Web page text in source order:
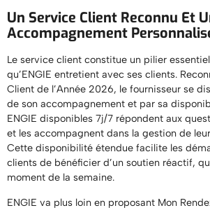
Un Service Client Reconnu Et
Accompagnement
Le service client constitue un pilier
qu’ENGIE entretient avec ses clients.
Client de l’Année 2026, le fournisseur se
de son accompagnement et par sa
ENGIE disponibles 7j/7 répondent aux
et les accompagnent dans la gestion de
Cette disponibilité étendue facilite les
clients de bénéficier d’un soutien réactif,
moment de la semaine.
ENGIE va plus loin en proposant Mon